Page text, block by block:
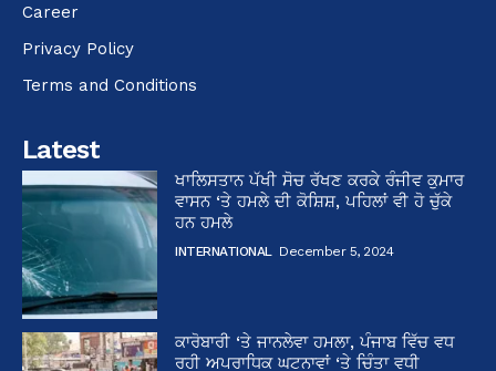
Career
Privacy Policy
Terms and Conditions
Latest
ਖਾਲਿਸਤਾਨ ਪੱਖੀ ਸੋਚ ਰੱਖਣ ਕਰਕੇ ਰੰਜੀਵ ਕੁਮਾਰ
ਵਾਸਨ ‘ਤੇ ਹਮਲੇ ਦੀ ਕੋਸ਼ਿਸ਼, ਪਹਿਲਾਂ ਵੀ ਹੋ ਚੁੱਕੇ
ਹਨ ਹਮਲੇ
INTERNATIONAL December 5, 2024
ਕਾਰੋਬਾਰੀ ‘ਤੇ ਜਾਨਲੇਵਾ ਹਮਲਾ, ਪੰਜਾਬ ਵਿੱਚ ਵਧ
ਰਹੀ ਅਪਰਾਧਿਕ ਘਟਨਾਵਾਂ ‘ਤੇ ਚਿੰਤਾ ਵਧੀ